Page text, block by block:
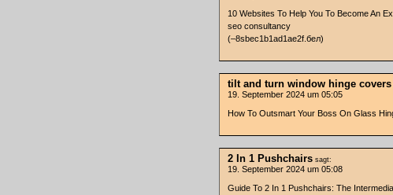
10 Websites To Help You To Become An
seo consultancy
(–8sbec1b1ad1ae2f.бел)
tilt and turn window hinge covers
19. September 2024 um 05:05
How To Outsmart Your Boss On Glass
2 In 1 Pushchairs sagt:
19. September 2024 um 05:08
Guide To 2 In 1 Pushchairs: The